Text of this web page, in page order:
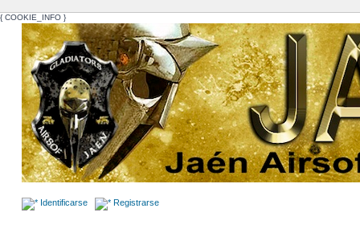
{ COOKIE_INFO }
Identificarse Registrarse